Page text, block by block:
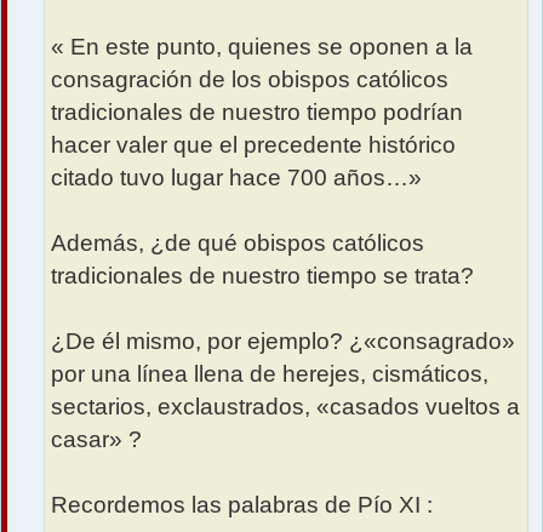
« En este punto, quienes se oponen a la
consagración de los obispos católicos
tradicionales de nuestro tiempo podrían
hacer valer que el precedente histórico
citado tuvo lugar hace 700 años…»
Además, ¿de qué obispos católicos
tradicionales de nuestro tiempo se trata?
¿De él mismo, por ejemplo? ¿«consagrado»
por una línea llena de herejes, cismáticos,
sectarios, exclaustrados, «casados vueltos a
casar» ?
Recordemos las palabras de Pío XI :